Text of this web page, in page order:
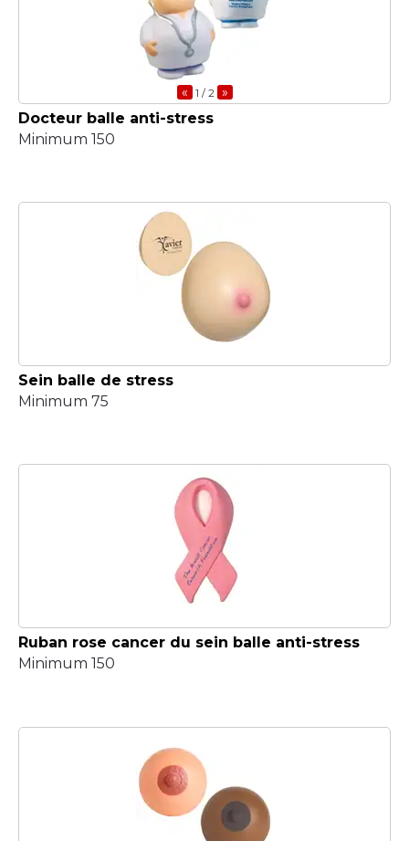
« 1 / 2 »
Docteur balle anti-stress
Minimum 150
Sein balle de stress
Minimum 75
Ruban rose cancer du sein balle anti-stress
Minimum 150